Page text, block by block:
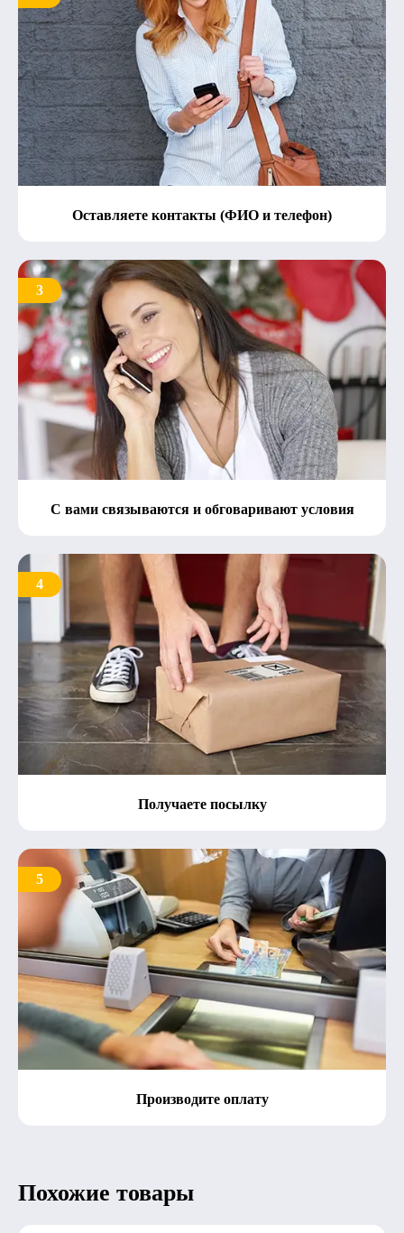
Оставляете контакты (ФИО и телефон)
3
С вами связываются и обговаривают условия
4
Получаете посылку
5
Производите оплату
Похожие товары